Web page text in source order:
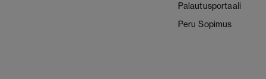
Palautusportaali
Peru Sopimus